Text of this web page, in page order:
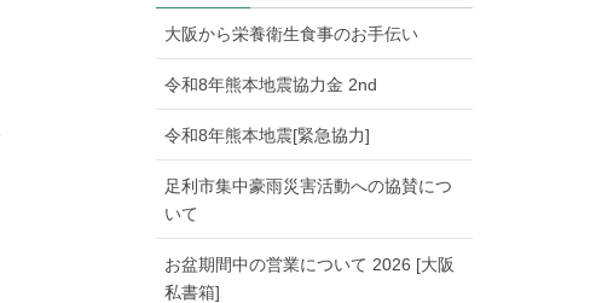
大阪から栄養衛生食事のお手伝い
令和8年熊本地震協力金 2nd
令和8年熊本地震[緊急協力]
足利市集中豪雨災害活動への協賛につ
いて
お盆期間中の営業について 2026 [大阪
私書箱]